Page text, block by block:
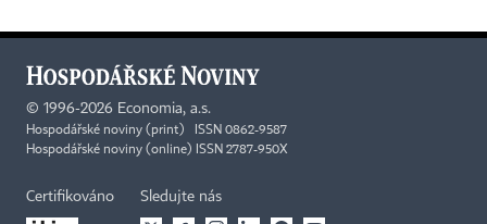
© 1996-2026 Economia, a.s.
Hospodářské noviny (print) ISSN 0862-9587
Hospodářské noviny (online) ISSN 2787-950X
Certifikováno Sledujte nás